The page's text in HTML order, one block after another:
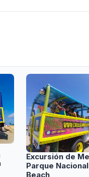
Excursión de
Parque
Beach